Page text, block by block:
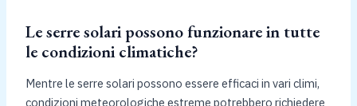
Le serre solari possono funzionare in tutte
le condizioni climatiche?
Mentre le serre solari possono essere efficaci in vari climi,
condizioni meteorologiche estreme potrebbero richiedere